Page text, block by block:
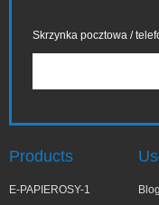
Skrzynka pocztowa /
Products
E-PAPIEROSY-1
Blog